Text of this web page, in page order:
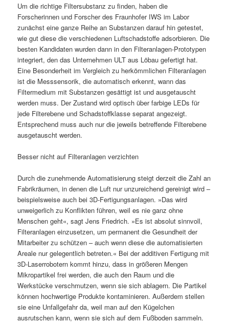
Um die richtige Filtersubstanz zu finden, haben die
Forscherinnen und Forscher des Fraunhofer IWS im Labor
zunächst eine ganze Reihe an Substanzen darauf hin getestet,
wie gut diese die verschiedenen Luftschadstoffe adsorbieren. Die
besten Kandidaten wurden dann in den Filteranlagen-Prototypen
integriert, den das Unternehmen ULT aus Löbau gefertigt hat.
Eine Besonderheit im Vergleich zu herkömmlichen Filteranlagen
ist die Messsensorik, die automatisch erkennt, wann das
Filtermedium mit Substanzen gesättigt ist und ausgetauscht
werden muss. Der Zustand wird optisch über farbige LEDs für
jede Filterebene und Schadstoffklasse separat angezeigt.
Entsprechend muss auch nur die jeweils betreffende Filterebene
ausgetauscht werden.
Besser nicht auf Filteranlagen verzichten
Durch die zunehmende Automatisierung steigt derzeit die Zahl an
Fabrikräumen, in denen die Luft nur unzureichend gereinigt wird –
beispielsweise auch bei 3D-Fertigungsanlagen. »Das wird
unweigerlich zu Konflikten führen, weil es nie ganz ohne
Menschen geht«, sagt Jens Friedrich. »Es ist absolut sinnvoll,
Filteranlagen einzusetzen, um permanent die Gesundheit der
Mitarbeiter zu schützen – auch wenn diese die automatisierten
Areale nur gelegentlich betreten.« Bei der additiven Fertigung mit
3D-Laserrobotern kommt hinzu, dass in größeren Mengen
Mikropartikel frei werden, die auch den Raum und die
Werkstücke verschmutzen, wenn sie sich ablagern. Die Partikel
können hochwertige Produkte kontaminieren. Außerdem stellen
sie eine Unfallgefahr da, weil man auf den Kügelchen
ausrutschen kann, wenn sie sich auf dem Fußboden sammeln.